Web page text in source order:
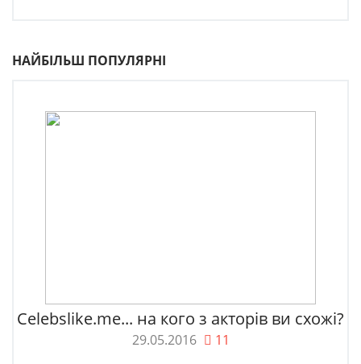
НАЙБІЛЬШ ПОПУЛЯРНІ
Celebslike.me... на кого з акторів ви схожі?
29.05.2016 11